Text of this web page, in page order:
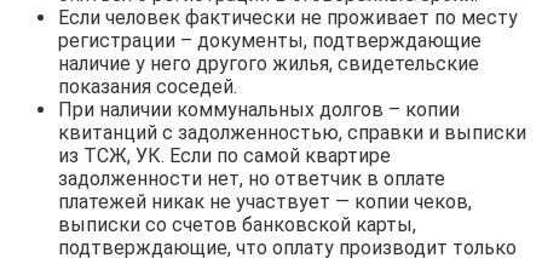
Если человек фактически не проживает по месту
регистрации – документы, подтверждающие
наличие у него другого жилья, свидетельские
показания соседей.
При наличии коммунальных долгов – копии
квитанций с задолженностью, справки и выписки
из ТСЖ, УК. Если по самой квартире
задолженности нет, но ответчик в оплате
платежей никак не участвует — копии чеков,
выписки со счетов банковской карты,
подтверждающие, что оплату производит только